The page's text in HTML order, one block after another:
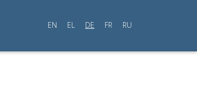
EN EL DE FR RU